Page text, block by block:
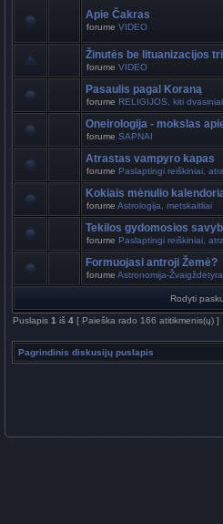
Apie Čakras
forume VIDEO
Žinutės be lituanizacijos
forume VIDEO
Pasaulis pagal Koraną
forume RELIGIJOS, kiti
Oneirologija - mokslas
forume SAPNAI
Atrastas vampyro kapas
forume Paslaptingi reiškiniai,
Kokiais mėnulio
forume Astrologija, metskaitliai
Tekilos gydomosios
forume Paslaptingi reiškiniai,
Formuojasi antroji Žemė?
forume Astronomija-Žvaigždėtyra,
Rodyti
Puslapis 1 iš 4 [ Paieška rado 166 atitikmenis(ų) ]
Pagrindinis diskusijų puslapis